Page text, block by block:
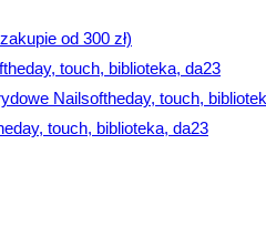
od 300 zł)
touch, biblioteka, da23
Nailsoftheday, touch,
touch, biblioteka, da23